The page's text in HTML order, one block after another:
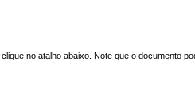
no atalho abaixo. Note que o documento